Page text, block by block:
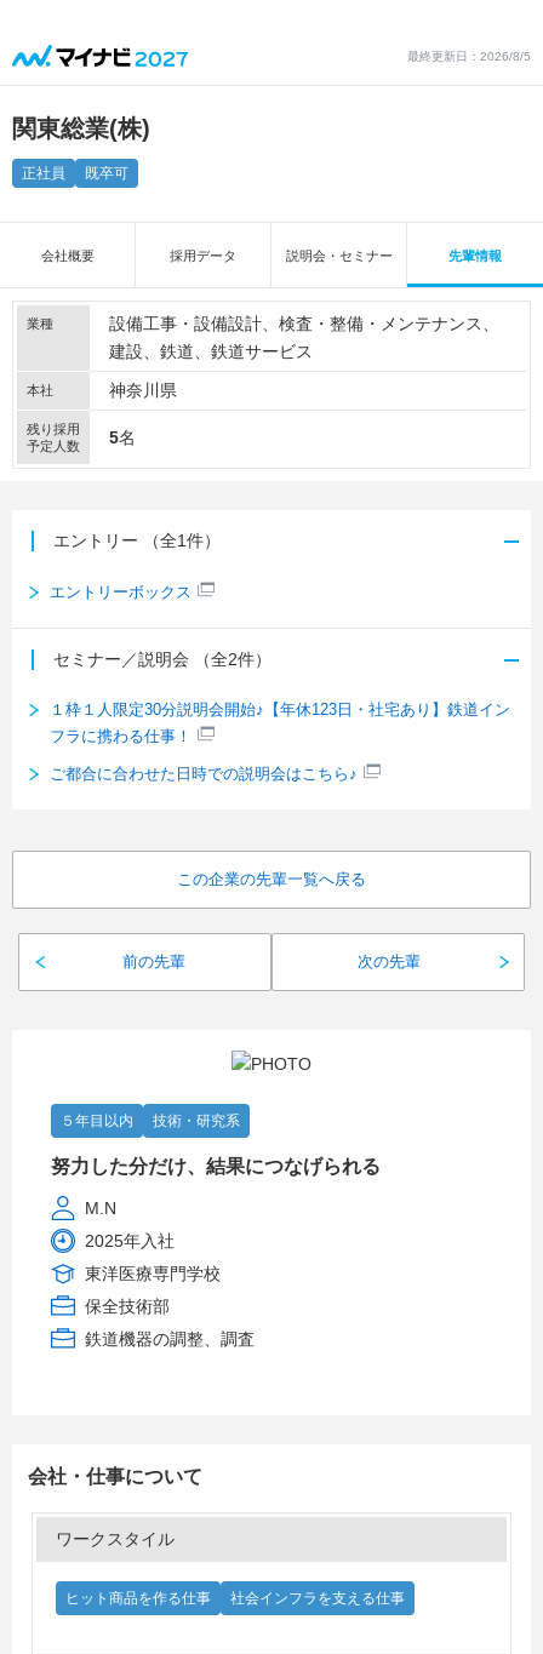
最終更新日：2026/8/5
関東総業(株)
正社員 既卒可
会社概要 採用データ 説明会・セミナー 先輩情報
業種 設備工事・設備設計
検査・整備・メンテナンス
建設
鉄道 鉄道サービス
本社 神奈川県
残り採用
予定人数
5名
エントリー （全1件）
エントリーボックス
セミナー／説明会 （全2件）
１枠１人限定30分説明会開始♪【年休123日・社宅あり】鉄道イン
フラに携わる仕事！
ご都合に合わせた日時での説明会はこちら♪
前の先輩
この企業の先輩一覧へ戻る
次の先輩
５年目以内 技術・研究系
努力した分だけ、結果につなげられる
M.N
2025年入社
東洋医療専門学校
保全技術部
鉄道機器の調整、調査
会社・仕事について
ワークスタイル
ヒット商品を作る仕事 社会インフラを支える仕事